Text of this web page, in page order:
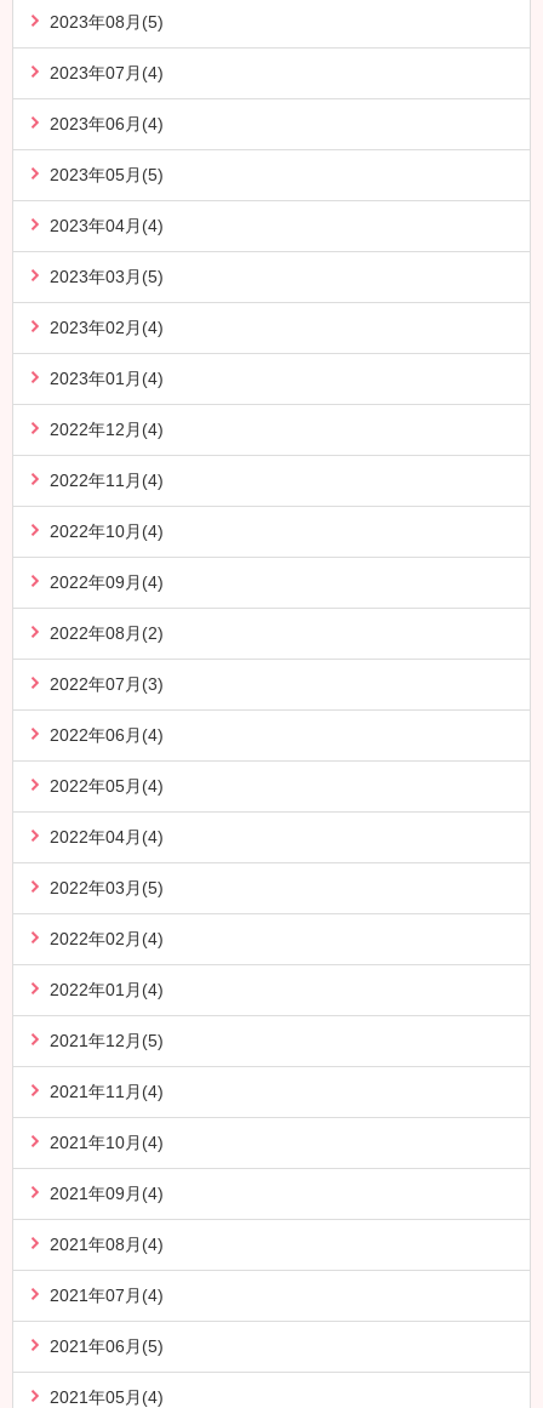
2023年08月(5)
2023年07月(4)
2023年06月(4)
2023年05月(5)
2023年04月(4)
2023年03月(5)
2023年02月(4)
2023年01月(4)
2022年12月(4)
2022年11月(4)
2022年10月(4)
2022年09月(4)
2022年08月(2)
2022年07月(3)
2022年06月(4)
2022年05月(4)
2022年04月(4)
2022年03月(5)
2022年02月(4)
2022年01月(4)
2021年12月(5)
2021年11月(4)
2021年10月(4)
2021年09月(4)
2021年08月(4)
2021年07月(4)
2021年06月(5)
2021年05月(4)